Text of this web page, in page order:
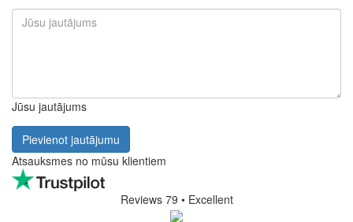
Jūsu jautājums
Pievienot jautājumu
Atsauksmes no mūsu klientiem
Reviews 79 • Excellent